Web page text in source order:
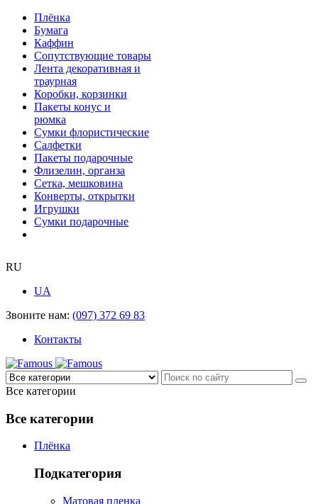
Плёнка
Бумага
Каффин
Сопутствующие товары
Лента декоративная и
траурная
Коробки, корзинки
Пакеты конус и
рюмка
Сумки флористические
Салфетки
Пакеты подарочные
Флизелин, органза
Сетка, мешковина
Конверты, открытки
Игрушки
Сумки подарочные
RU
UA
Звоните нам: (097) 372 69 83
Контакты
Все категории
Все категории
Плёнка
Подкатегория
Матовая пленка